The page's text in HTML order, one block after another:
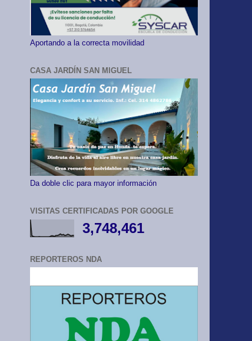
Aportando a la correcta movilidad
CASA JARDÍN SAN MIGUEL
Da doble clic para mayor información
VISITAS CERTIFICADAS POR GOOGLE
3,748,461
REPORTEROS NDA